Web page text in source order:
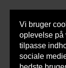
Vi bruger
oplevelse på
tilpasse
sociale